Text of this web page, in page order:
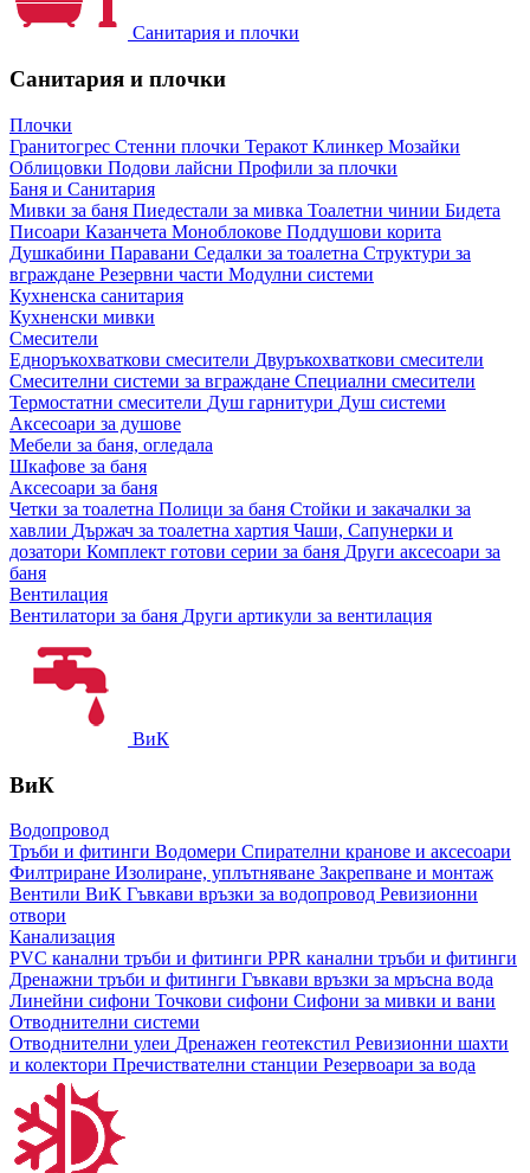
Санитария и плочки
Санитария и плочки
Плочки
Гранитогрес Стенни плочки Теракот Клинкер Мозайки
Облицовки Подови лайсни Профили за плочки
Баня и Санитария
Мивки за баня Пиедестали за мивка Тоалетни чинии Бидета
Писоари Казанчета Моноблокове Поддушови корита
Душкабини Паравани Седалки за тоалетна Структури за
вграждане Резервни части Модулни системи
Кухненска санитария
Кухненски мивки
Смесители
Едноръкохваткови смесители Двуръкохваткови смесители
Смесителни системи за вграждане Специални смесители
Термостатни смесители Душ гарнитури Душ системи
Аксесоари за душове
Мебели за баня, огледала
Шкафове за баня
Аксесоари за баня
Четки за тоалетна Полици за баня Стойки и закачалки за
хавлии Държач за тоалетна хартия Чаши, Сапунерки и
дозатори Комплект готови серии за баня Други аксесоари за
баня
Вентилация
Вентилатори за баня Други артикули за вентилация
ВиК
ВиК
Водопровод
Тръби и фитинги Водомери Спирателни кранове и аксесоари
Филтриране Изолиране, уплътняване Закрепване и монтаж
Вентили ВиК Гъвкави връзки за водопровод Ревизионни
отвори
Канализация
PVC канални тръби и фитинги PPR канални тръби и фитинги
Дренажни тръби и фитинги Гъвкави връзки за мръсна вода
Линейни сифони Точкови сифони Сифони за мивки и вани
Отводнителни системи
Отводнителни улеи Дренажен геотекстил Ревизионни шахти
и колектори Пречиствателни станции Резервоари за вода